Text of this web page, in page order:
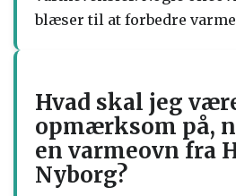
blæser til at forbedre
Hvad skal jeg
opmærksom på,
en varmeovn fra
Nyborg?